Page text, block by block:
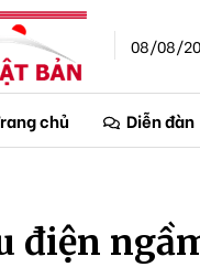
08/08/
chủ Diễn đàn
điện